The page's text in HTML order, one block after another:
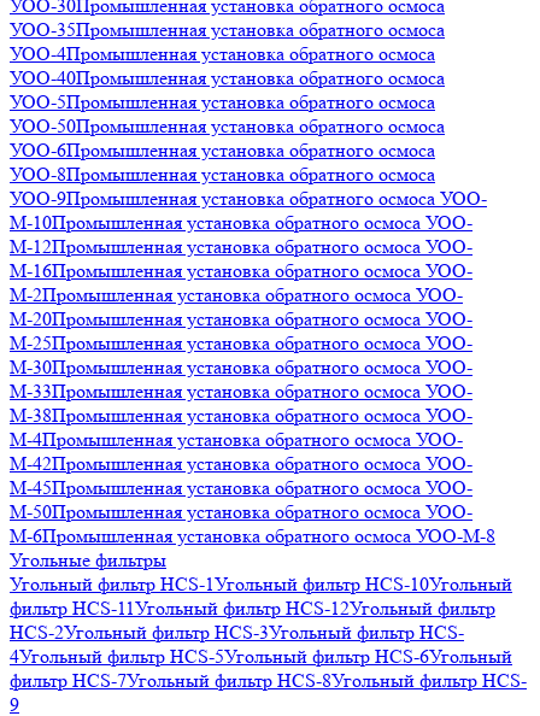
УОО-30Промышленная установка обратного осмоса
УОО-35Промышленная установка обратного осмоса
УОО-4Промышленная установка обратного осмоса
УОО-40Промышленная установка обратного осмоса
УОО-5Промышленная установка обратного осмоса
УОО-50Промышленная установка обратного осмоса
УОО-6Промышленная установка обратного осмоса
УОО-8Промышленная установка обратного осмоса
УОО-9Промышленная установка обратного осмоса УОО-
М-10Промышленная установка обратного осмоса УОО-
М-12Промышленная установка обратного осмоса УОО-
М-16Промышленная установка обратного осмоса УОО-
М-2Промышленная установка обратного осмоса УОО-
М-20Промышленная установка обратного осмоса УОО-
М-25Промышленная установка обратного осмоса УОО-
М-30Промышленная установка обратного осмоса УОО-
М-33Промышленная установка обратного осмоса УОО-
М-38Промышленная установка обратного осмоса УОО-
М-4Промышленная установка обратного осмоса УОО-
М-42Промышленная установка обратного осмоса УОО-
М-45Промышленная установка обратного осмоса УОО-
М-50Промышленная установка обратного осмоса УОО-
М-6Промышленная установка обратного осмоса УОО-М-8
Угольные фильтры
Угольный фильтр HСS-1Угольный фильтр HСS-10Угольный
фильтр HСS-11Угольный фильтр HСS-12Угольный фильтр
HСS-2Угольный фильтр HСS-3Угольный фильтр HСS-
4Угольный фильтр HСS-5Угольный фильтр HСS-6Угольный
фильтр HСS-7Угольный фильтр HСS-8Угольный фильтр HСS-
9